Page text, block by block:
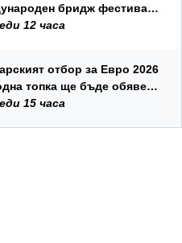
бридж фестивал
12 часа
отбор за Евро 2026
топка ще бъде обявен
15 часа